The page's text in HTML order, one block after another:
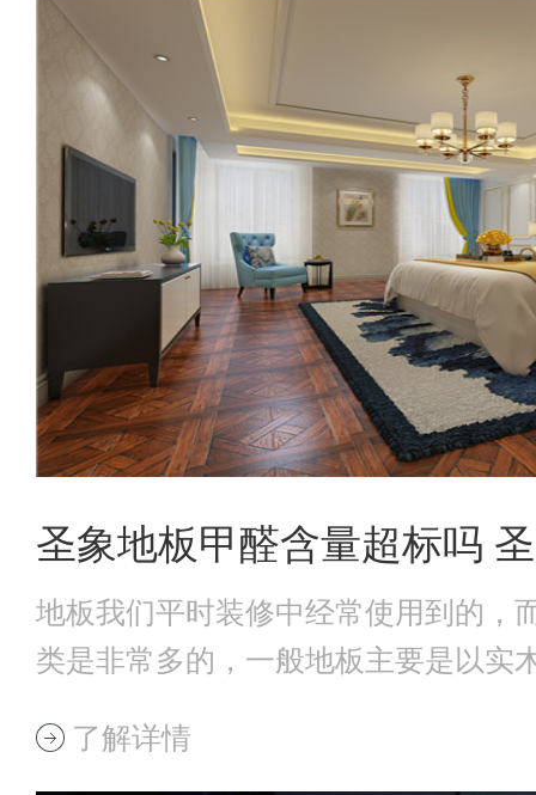
圣象地板甲醛含量超标吗
地板我们平时装修中经常使用到的，
类是非常多的，一般地板主要是以实
了解详情